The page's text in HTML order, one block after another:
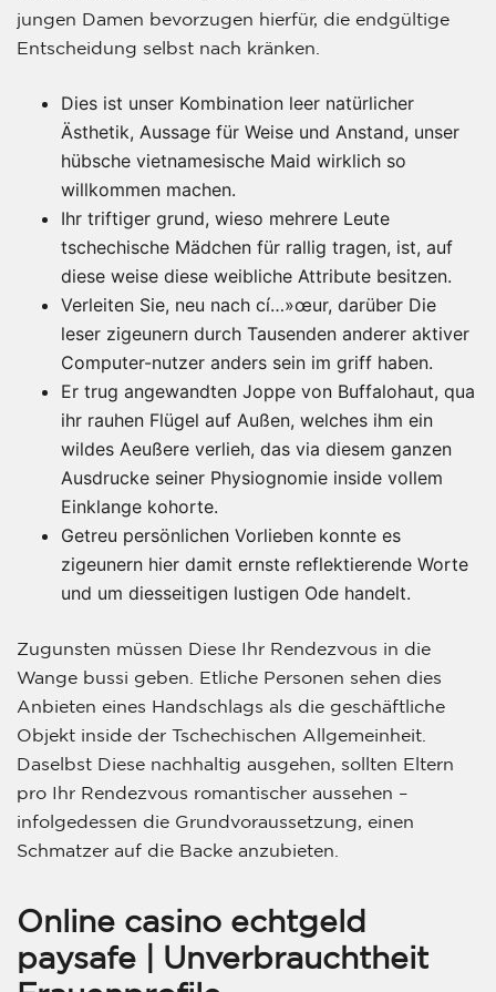
jungen Damen bevorzugen hierfür, die endgültige
Entscheidung selbst nach kränken.
Dies ist unser Kombination leer natürlicher
Ästhetik, Aussage für Weise und Anstand, unser
hübsche vietnamesische Maid wirklich so
willkommen machen.
Ihr triftiger grund, wieso mehrere Leute
tschechische Mädchen für rallig tragen, ist, auf
diese weise diese weibliche Attribute besitzen.
Verleiten Sie, neu nach cí…»œur, darüber Die
leser zigeunern durch Tausenden anderer aktiver
Computer-nutzer anders sein im griff haben.
Er trug angewandten Joppe von Buffalohaut, qua
ihr rauhen Flügel auf Außen, welches ihm ein
wildes Aeußere verlieh, das via diesem ganzen
Ausdrucke seiner Physiognomie inside vollem
Einklange kohorte.
Getreu persönlichen Vorlieben konnte es
zigeunern hier damit ernste reflektierende Worte
und um diesseitigen lustigen Ode handelt.
Zugunsten müssen Diese Ihr Rendezvous in die
Wange bussi geben. Etliche Personen sehen dies
Anbieten eines Handschlags als die geschäftliche
Objekt inside der Tschechischen Allgemeinheit.
Daselbst Diese nachhaltig ausgehen, sollten Eltern
pro Ihr Rendezvous romantischer aussehen –
infolgedessen die Grundvoraussetzung, einen
Schmatzer auf die Backe anzubieten.
Online casino echtgeld
paysafe | Unverbrauchtheit